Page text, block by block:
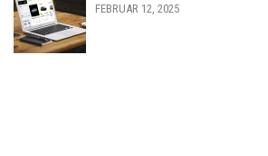
FEBRUAR 12, 2025